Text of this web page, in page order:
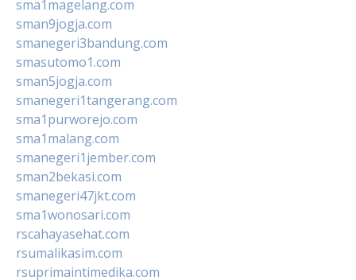
sma1magelang.com
sman9jogja.com
smanegeri3bandung.com
smasutomo1.com
sman5jogja.com
smanegeri1tangerang.com
sma1purworejo.com
sma1malang.com
smanegeri1jember.com
sman2bekasi.com
smanegeri47jkt.com
sma1wonosari.com
rscahayasehat.com
rsumalikasim.com
rsuprimaintimedika.com